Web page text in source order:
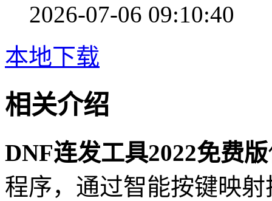
2026-07-06 09:10:40
本地下载
相关介绍
DNF连发工具2022免费版
程序，通过智能按键映